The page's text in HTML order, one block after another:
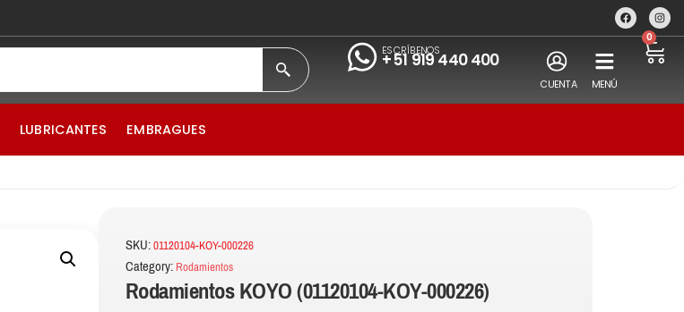
ESCRÍBENOS
+51 919 440 400
CUENTA MENÚ
0
LUBRICANTES EMBRAGUES
SKU:01120104-KOY-000226
Category: Rodamientos
Rodamientos KOYO (01120104-KOY-000226)